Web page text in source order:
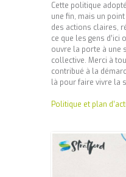
Cette politique
une fin, mais un
des actions claires,
ce que les gens d’ici
ouvre la porte à une
collective. Merci à
contribué à la
là pour faire vivre la
Politique et plan